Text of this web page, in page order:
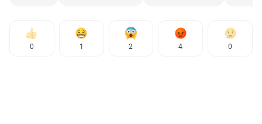
0 1 2 4 0